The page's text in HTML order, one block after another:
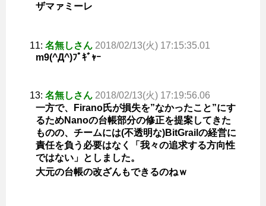
ザマァミーレ
11: 名無しさん 2018/02/13(火) 17:15:35.01
m9(^Д^)ﾌﾟｷﾞｬｰ
13: 名無しさん 2018/02/13(火) 17:19:56.06
一方で、Firano氏が損失を”なかったこと”にす
るためNanoの台帳部分の修正を提案してきた
ものの、チームには(不透明な)BitGrailの経営に
責任を負う必要はなく「我々の追求する方向性
ではない」としました。
大元の台帳の改ざんもできるのねｗ